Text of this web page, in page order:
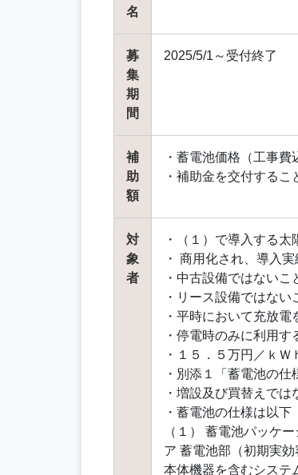
名
募
集
期
間
2025/5/1～受付終了
補
助
額
・蓄電池価格（工事
・補助金を交付する
対
象
者
・（１）で導入する太
・ 商用化され、導入
・中古設備ではないこ
・リース設備ではない
・平時において充放
・停電時のみに利用す
・１５．５万円／ｋ
・別添１「蓄電池の仕
・増設及び買替えでは
・蓄電池の仕様は以下
（１） 蓄電池パッケー
ア 蓄電池部（初期実
本体機器を含むシステ